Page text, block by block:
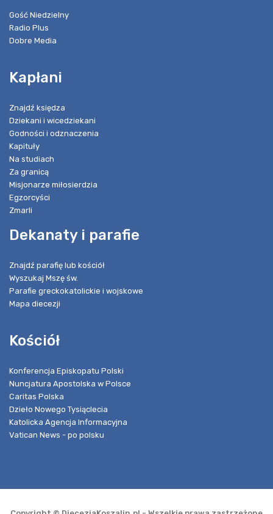
Gość Niedzielny
Radio Plus
Dobre Media
Kapłani
Znajdź księdza
Dziekani i wicedziekani
Godności i odznaczenia
Kapituły
Na studiach
Za granicą
Misjonarze miłosierdzia
Egzorcyści
Zmarli
Dekanaty i parafie
Znajdź parafię lub kościół
Wyszukaj Mszę św.
Parafie greckokatolickie i wojskowe
Mapa diecezji
Kościół
Konferencja Episkopatu Polski
Nuncjatura Apostolska w Polsce
Caritas Polska
Dzieło Nowego Tysiąclecia
Katolicka Agencja Informacyjna
Vatican News - po polsku